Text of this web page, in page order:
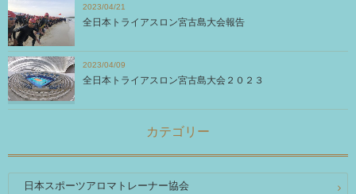
2023/04/21
全日本トライアスロン宮古島大会報告
2023/04/09
全日本トライアスロン宮古島大会２０２３
カテゴリー
日本スポーツアロマトレーナー協会